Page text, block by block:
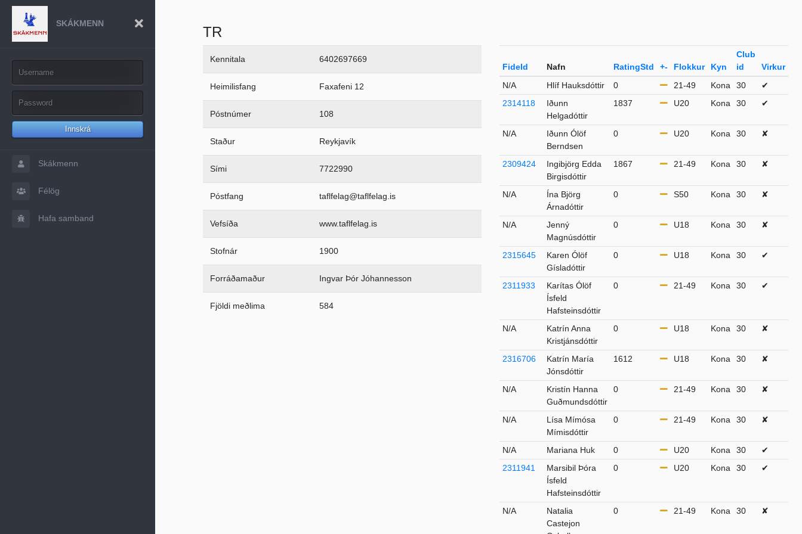
SKÁKMENN
Innskrá
Skákmenn
Félög
Hafa samband
TR
Kennitala 6402697669
Heimilisfang Faxafeni 12
Póstnúmer 108
Staður Reykjavík
Sími 7722990
Póstfang taflfelag@taflfelag.is
Vefsíða www.taflfelag.is
Stofnár 1900
Forráðamaður Ingvar Þór Jóhannesson
Fjöldi meðlima 584
FideId Nafn RatingStd +- Flokkur Kyn
Club
id
Virkur
N/A
Hlíf Hauksdóttir 0 21-49 Kona 30
✔
2314118
Iðunn
Helgadóttir
1837 U20 Kona 30 ✔
N/A
Iðunn Ólöf
Berndsen
0 U20 Kona 30 ✘
2309424
Ingibjörg Edda
Birgisdóttir
1867 21-49 Kona 30 ✘
N/A
Ína Björg
Árnadóttir
0 S50 Kona 30 ✘
N/A
Jenný
Magnúsdóttir
0 U18 Kona 30 ✘
2315645
Karen Ólöf
Gísladóttir
0 U18 Kona 30 ✔
2311933
Karítas Ólöf
Ísfeld
Hafsteinsdóttir
0 21-49 Kona 30 ✔
N/A
Katrín Anna
Kristjánsdóttir
0 U18 Kona 30 ✘
2316706
Katrín María
Jónsdóttir
1612 U18 Kona 30 ✘
N/A
Kristín Hanna
Guðmundsdóttir
0 21-49 Kona 30 ✘
N/A
Lísa Mímósa
Mímisdóttir
0 21-49 Kona 30 ✘
N/A Mariana Huk 0 U20 Kona 30
✔
2311941
Marsibil Þóra
Ísfeld
Hafsteinsdóttir
0 U20 Kona 30 ✔
N/A
Natalia
Castejon
0 21-49 Kona 30 ✘